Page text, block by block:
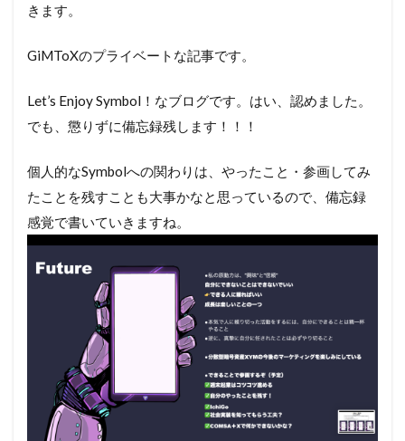
きます。
GiMToXのプライベートな記事です。
Let’s Enjoy Symbol！なブログです。はい、認めました。
でも、懲りずに備忘録残します！！！
個人的なSymbolへの関わりは、やったこと・参画してみ
たことを残すことも大事かなと思っているので、備忘録
感覚で書いていきますね。